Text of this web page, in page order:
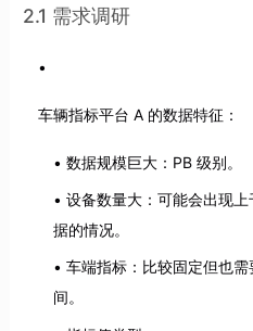
2.1 需求调研
车辆指标平台 A 的数据特征：
数据规模巨大：PB 级别。
设备数量大：可能会出现
据的情况。
车端指标：比较固定但也
间。